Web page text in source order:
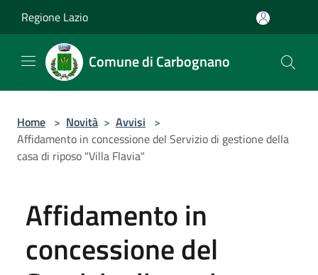
Regione Lazio
Comune di Carbognano
Home > Novità > Avvisi >
Affidamento in concessione del Servizio di gestione della
casa di riposo "Villa Flavia"
Affidamento in
concessione del